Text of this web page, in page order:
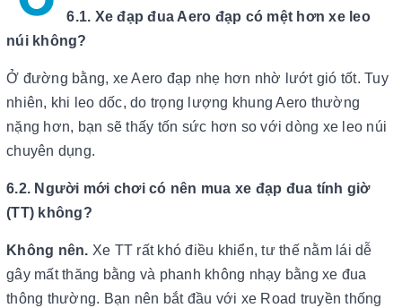
6.1. Xe đạp đua Aero đạp có mệt hơn xe leo
núi không?
Ở đường bằng, xe Aero đạp nhẹ hơn nhờ lướt gió tốt. Tuy
nhiên, khi leo dốc, do trọng lượng khung Aero thường
nặng hơn, bạn sẽ thấy tốn sức hơn so với dòng xe leo núi
chuyên dụng.
6.2. Người mới chơi có nên mua xe đạp đua tính giờ
(TT) không?
Không nên. Xe TT rất khó điều khiển, tư thế nằm lái dễ
gây mất thăng bằng và phanh không nhạy bằng xe đua
thông thường. Bạn nên bắt đầu với xe Road truyền thống